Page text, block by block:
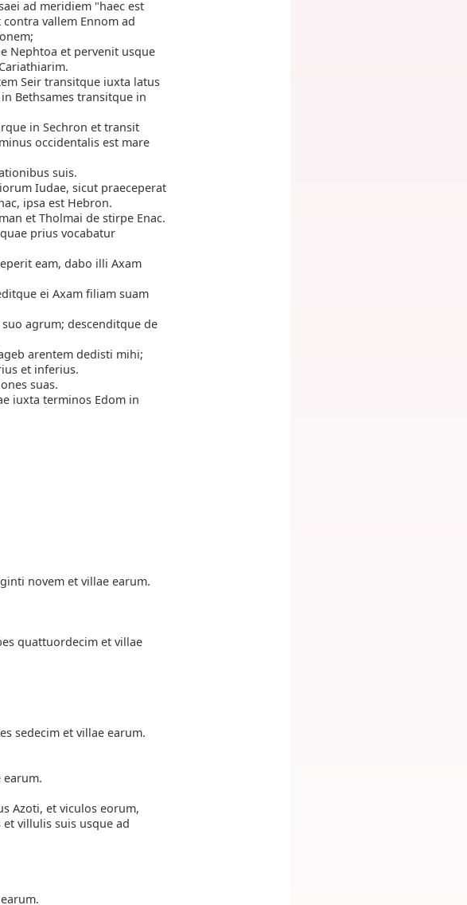
ad meridiem "haec est
vallem Ennom ad
Nephtoa et pervenit usque
Seir transitque iuxta latus
Bethsames transitque in
in Sechron et transit
occidentalis est mare
suis.
Iudae, sicut praeceperat
ipsa est Hebron.
et Tholmai de stirpe Enac.
prius vocabatur
eam, dabo illi Axam
ei Axam filiam suam
agrum; descenditque de
arentem dedisti mihi;
et inferius.
suas.
iuxta terminos Edom in
novem et villae earum.
quattuordecim et villae
sedecim et villae earum.
earum.
Azoti, et viculos eorum,
villulis suis usque ad